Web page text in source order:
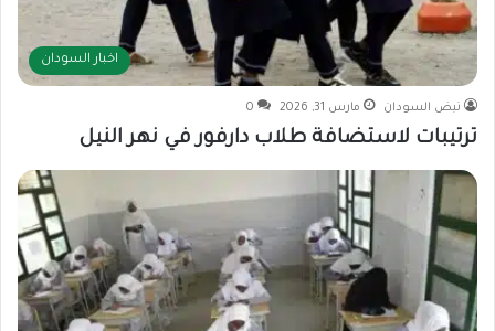
اخبار السودان
نبض السودان مارس 31, 2026 0
ترتيبات لاستضافة طلاب دارفور في نهر النيل